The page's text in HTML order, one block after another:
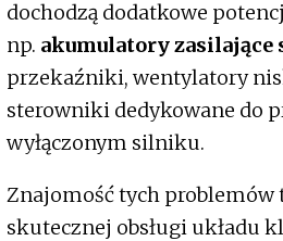
dochodzą dodatkowe
np. akumulatory zasilające
przekaźniki, wentylatory
sterowniki dedykowane do
wyłączonym silniku.
Znajomość tych problemów
skutecznej obsługi układu